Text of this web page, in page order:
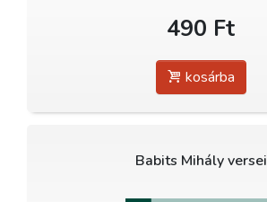
490 Ft
kosárba
Babits Mihály versei